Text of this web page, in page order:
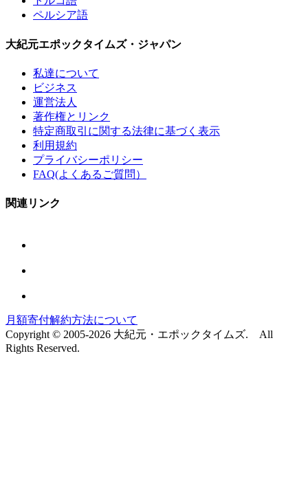
ペルシア語
大紀元エポックタイムズ・ジャパン
私達について
ビジネス
運営法人
著作権とリンク
特定商取引に関する法律に基づく表示
利用規約
プライバシーポリシー
FAQ(よくあるご質問）
関連リンク
月額寄付解約方法について
Copyright © 2005-2026 大紀元・エポックタイムズ. All
Rights Reserved.